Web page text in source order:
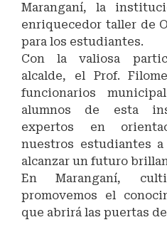
Maranganí, la
enriquecedor taller de
para los estudiantes.
Con la valiosa
alcalde, el Prof.
funcionarios
alumnos de esta
expertos en
nuestros estudiantes
alcanzar un futuro
En Maranganí,
promovemos el
que abrirá las puertas